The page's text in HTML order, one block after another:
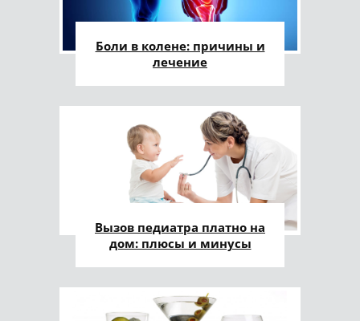
Боли в колене: причины и
лечение
Вызов педиатра платно на
дом: плюсы и минусы